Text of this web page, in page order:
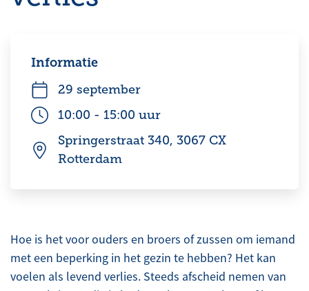
Informatie
29 september
10:00 - 15:00 uur
Springerstraat 340, 3067 CX
Rotterdam
Hoe is het voor ouders en broers of zussen om iemand
met een beperking in het gezin te hebben? Het kan
voelen als levend verlies. Steeds afscheid nemen van